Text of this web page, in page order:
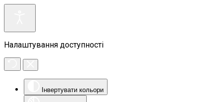
Налаштування доступності
Інвертувати кольори